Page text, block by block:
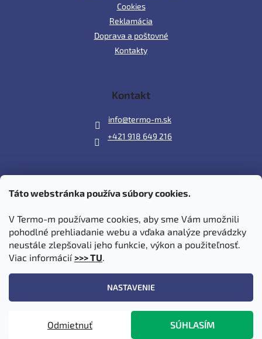
Táto webstránka používa súbory cookies.
V Termo-m používame cookies, aby sme Vám umožnili
pohodlné prehliadanie webu a vďaka analýze prevádzky
neustále zlepšovali jeho funkcie, výkon a použiteľnosť.
Viac informácií >>> TU.
NASTAVENIE
Odmietnuť SÚHLASÍM
Cookies
Reklamácia
Doprava a poštovné
Kontakty
Kontakt
info@termo-m.sk
+421 918 649 216
Prijímame online platby
. Všetky práva vyhradené.